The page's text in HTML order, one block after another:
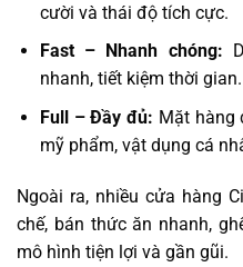
cười và thái độ tích cực.
Fast – Nhanh chóng:
nhanh, tiết kiệm thời gian.
Full – Đầy đủ: Mặt hàng
mỹ phẩm, vật dụng cá
Ngoài ra, nhiều cửa hàng
chế, bán thức ăn nhanh,
mô hình tiện lợi và gần gũi.